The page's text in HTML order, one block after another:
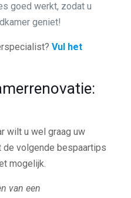
goed werkt, zodat u
geniet!
Vul het
wilt u wel graag uw
de volgende bespaartips
mogelijk.
van een